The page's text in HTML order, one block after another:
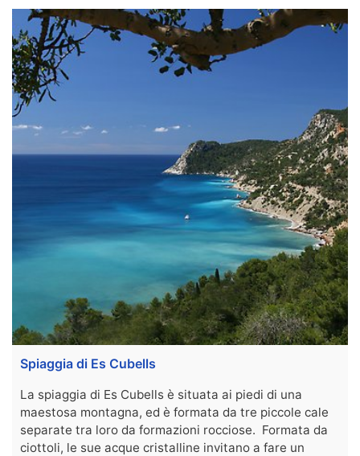
Spiaggia di Es Cubells
La spiaggia di Es Cubells è situata ai piedi di una
maestosa montagna, ed è formata da tre piccole cale
separate tra loro da formazioni rocciose. Formata da
ciottoli, le sue acque cristalline invitano a fare un